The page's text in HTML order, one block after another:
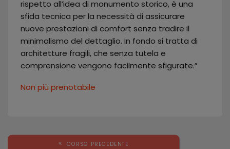
rispetto all’idea di monumento storico, è una
sfida tecnica per la necessità di assicurare
nuove prestazioni di comfort senza tradire il
minimalismo del dettaglio. In fondo si tratta di
architetture fragili, che senza tutela e
comprensione vengono facilmente sfigurate.”
Non più prenotabile
CORSO PRECEDENTE